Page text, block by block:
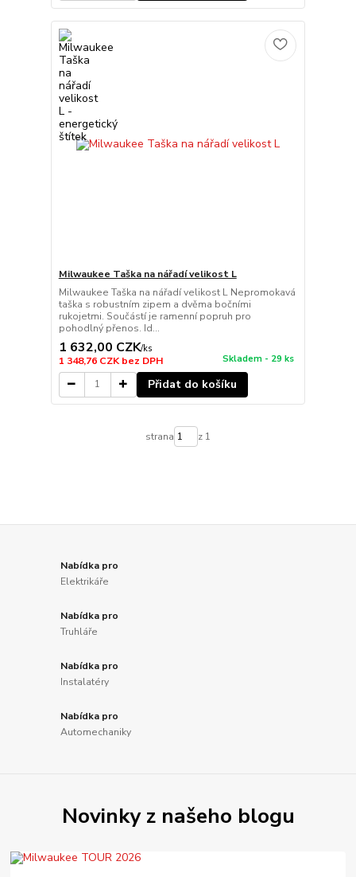
Milwaukee Taška na nářadí velikost L
Milwaukee Taška na nářadí velikost L Nepromokavá
taška s robustním zipem a dvěma bočními
rukojetmi. Součástí je ramenní popruh pro
pohodlný přenos. Id...
1 632,00 CZK/ks
1 348,76 CZKbez DPH Skladem - 29 ks
Přidat do košíku
strana z 1
Nabídka pro
Elektrikáře
Nabídka pro
Truhláře
Nabídka pro
Instalatéry
Nabídka pro
Automechaniky
Novinky z našeho blogu